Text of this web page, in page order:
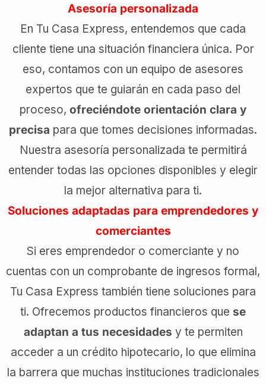
Asesoría personalizada
En Tu Casa Express, entendemos que cada
cliente tiene una situación financiera única. Por
eso, contamos con un equipo de asesores
expertos que te guiarán en cada paso del
proceso, ofreciéndote orientación clara y
precisa para que tomes decisiones informadas.
Nuestra asesoría personalizada te permitirá
entender todas las opciones disponibles y elegir
la mejor alternativa para ti.
Soluciones adaptadas para emprendedores y
comerciantes
Si eres emprendedor o comerciante y no
cuentas con un comprobante de ingresos formal,
Tu Casa Express también tiene soluciones para
ti. Ofrecemos productos financieros que se
adaptan a tus necesidades y te permiten
acceder a un crédito hipotecario, lo que elimina
la barrera que muchas instituciones tradicionales